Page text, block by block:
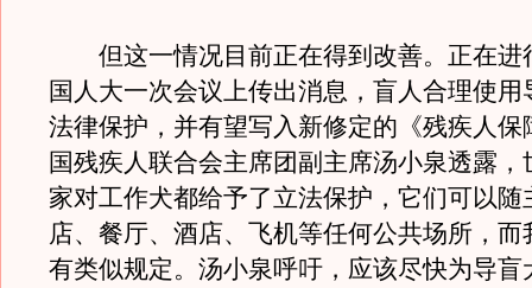
但这一情况目前正在得到改善。正在进
国人大一次会议上传出消息，盲人合理使用
法律保护，并有望写入新修定的《残疾人保
国残疾人联合会主席团副主席汤小泉透露，
家对工作犬都给予了立法保护，它们可以随
店、餐厅、酒店、飞机等任何公共场所，而
有类似规定。汤小泉呼吁，应该尽快为导盲